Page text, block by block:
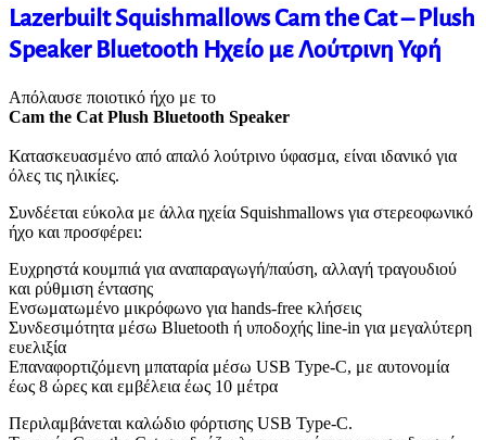
Lazerbuilt Squishmallows Cam the Cat – Plush
Speaker Bluetooth Ηχείο με Λούτρινη Υφή
Απόλαυσε ποιοτικό ήχο με το
Cam the Cat Plush Bluetooth Speaker
Κατασκευασμένο από απαλό λούτρινο ύφασμα, είναι ιδανικό για
όλες τις ηλικίες.
Συνδέεται εύκολα με άλλα ηχεία Squishmallows για στερεοφωνικό
ήχο και προσφέρει:
Ευχρηστά κουμπιά για αναπαραγωγή/παύση, αλλαγή τραγουδιού
και ρύθμιση έντασης
Ενσωματωμένο μικρόφωνο για hands-free κλήσεις
Συνδεσιμότητα μέσω Bluetooth ή υποδοχής line-in για μεγαλύτερη
ευελιξία
Επαναφορτιζόμενη μπαταρία μέσω USB Type-C, με αυτονομία
έως 8 ώρες και εμβέλεια έως 10 μέτρα
Περιλαμβάνεται καλώδιο φόρτισης USB Type-C.